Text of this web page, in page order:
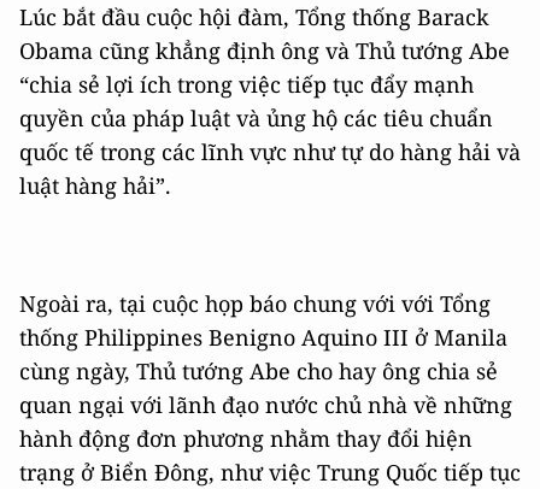
Lúc bắt đầu cuộc hội đàm, Tổng thống Barack
Obama cũng khẳng định ông và Thủ tướng Abe
“chia sẻ lợi ích trong việc tiếp tục đẩy mạnh
quyền của pháp luật và ủng hộ các tiêu chuẩn
quốc tế trong các lĩnh vực như tự do hàng hải và
luật hàng hải”.
Ngoài ra, tại cuộc họp báo chung với với Tổng
thống Philippines Benigno Aquino III ở Manila
cùng ngày, Thủ tướng Abe cho hay ông chia sẻ
quan ngại với lãnh đạo nước chủ nhà về những
hành động đơn phương nhằm thay đổi hiện
trạng ở Biển Đông, như việc Trung Quốc tiếp tục